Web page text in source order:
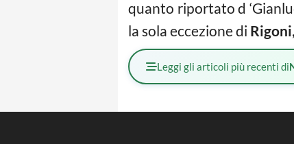
quanto riportato d
la sola eccezione di Rigoni
Leggi gli articoli più recenti di